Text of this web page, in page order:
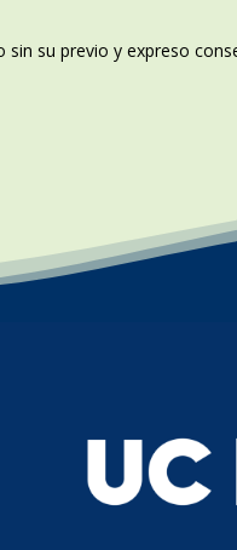
sin su previo y expreso